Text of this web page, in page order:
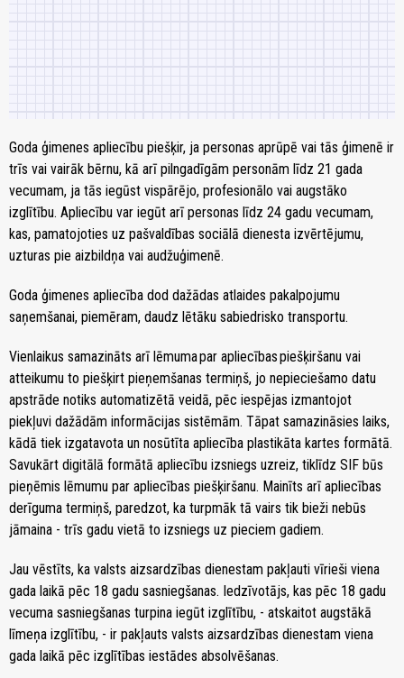
Goda ģimenes apliecību piešķir, ja personas aprūpē vai tās ģimenē ir
trīs vai vairāk bērnu, kā arī pilngadīgām personām līdz 21 gada
vecumam, ja tās iegūst vispārējo, profesionālo vai augstāko
izglītību. Apliecību var iegūt arī personas līdz 24 gadu vecumam,
kas, pamatojoties uz pašvaldības sociālā dienesta izvērtējumu,
uzturas pie aizbildņa vai audžuģimenē.
Goda ģimenes apliecība dod dažādas atlaides pakalpojumu
saņemšanai, piemēram, daudz lētāku sabiedrisko transportu.
Vienlaikus samazināts arī lēmuma par apliecības piešķiršanu vai
atteikumu to piešķirt pieņemšanas termiņš, jo nepieciešamo datu
apstrāde notiks automatizētā veidā, pēc iespējas izmantojot
piekļuvi dažādām informācijas sistēmām. Tāpat samazināsies laiks,
kādā tiek izgatavota un nosūtīta apliecība plastikāta kartes formātā.
Savukārt digitālā formātā apliecību izsniegs uzreiz, tiklīdz SIF būs
pieņēmis lēmumu par apliecības piešķiršanu. Mainīts arī apliecības
derīguma termiņš, paredzot, ka turpmāk tā vairs tik bieži nebūs
jāmaina - trīs gadu vietā to izsniegs uz pieciem gadiem.
Jau vēstīts, ka valsts aizsardzības dienestam pakļauti vīrieši viena
gada laikā pēc 18 gadu sasniegšanas. Iedzīvotājs, kas pēc 18 gadu
vecuma sasniegšanas turpina iegūt izglītību, - atskaitot augstākā
līmeņa izglītību, - ir pakļauts valsts aizsardzības dienestam viena
gada laikā pēc izglītības iestādes absolvēšanas.